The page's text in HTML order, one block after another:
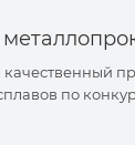
по